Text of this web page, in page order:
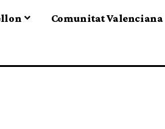
Comunitat Valenciana